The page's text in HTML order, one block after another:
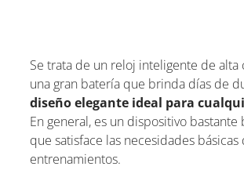
Se trata de un reloj inteligente de alta
una gran batería que brinda días de
diseño elegante ideal para
En general, es un dispositivo bastante
que satisface las necesidades
entrenamientos.